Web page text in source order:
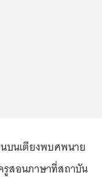
บนเตียงพบศพนาย
รูสอนภาษาที่สถาบัน